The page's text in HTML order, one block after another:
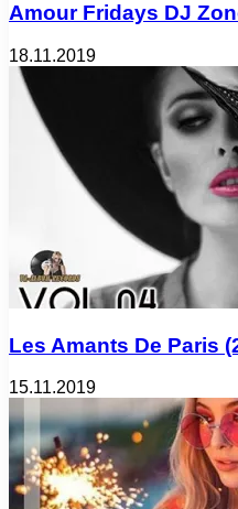
Amour Fridays DJ
18.11.2019
Les Amants De Paris
15.11.2019